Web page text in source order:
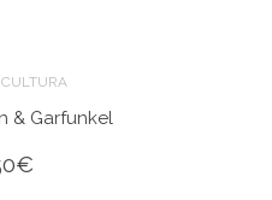
& Garfunkel
€